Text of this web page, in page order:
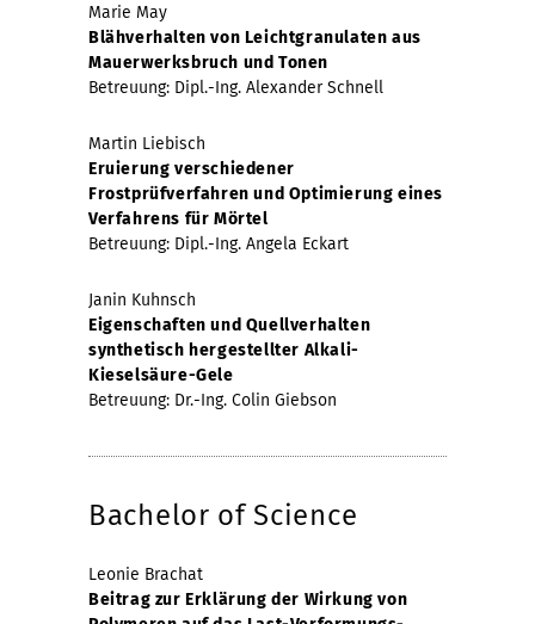
Marie May
Blähverhalten von Leichtgranulaten aus
Mauerwerksbruch und Tonen
Betreuung: Dipl.-Ing. Alexander Schnell
Martin Liebisch
Eruierung verschiedener
Frostprüfverfahren und Optimierung eines
Verfahrens für Mörtel
Betreuung: Dipl.-Ing. Angela Eckart
Janin Kuhnsch
Eigenschaften und Quellverhalten
synthetisch hergestellter Alkali-
Kieselsäure-Gele
Betreuung: Dr.-Ing. Colin Giebson
Bachelor of Science
Leonie Brachat
Beitrag zur Erklärung der Wirkung von